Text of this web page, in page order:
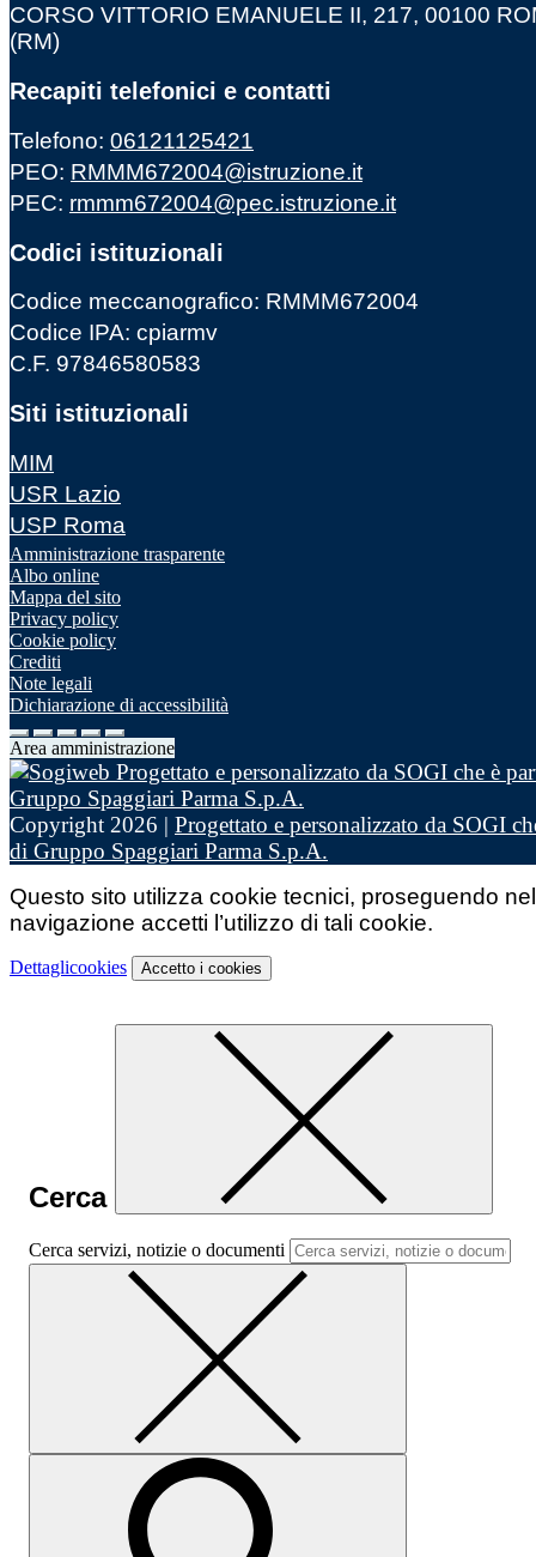
CORSO VITTORIO EMANUELE II, 217, 00100
(RM)
Recapiti telefonici e contatti
Telefono: 06121125421
PEO: RMMM672004@istruzione.it
PEC: rmmm672004@pec.istruzione.it
Codici istituzionali
Codice meccanografico: RMMM672004
Codice IPA: cpiarmv
C.F. 97846580583
Siti istituzionali
MIM
USR Lazio
USP Roma
Amministrazione trasparente
Albo online
Mappa del sito
Privacy policy
Cookie policy
Crediti
Note legali
Dichiarazione di accessibilità
Area amministrazione
Copyright 2026 | Progettato e personalizzato da SOGI
di Gruppo Spaggiari Parma S.p.A.
Questo sito utilizza cookie tecnici, proseguendo
navigazione accetti l’utilizzo di tali cookie.
Dettaglicookies Accetto i cookies
Cerca
Cerca servizi, notizie o documenti